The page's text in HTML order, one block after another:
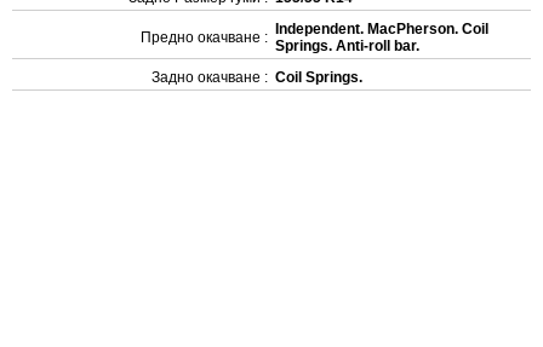
Предно окачване : Independent. MacPherson. Coil
Springs. Anti-roll bar.
Задно окачване : Coil Springs.